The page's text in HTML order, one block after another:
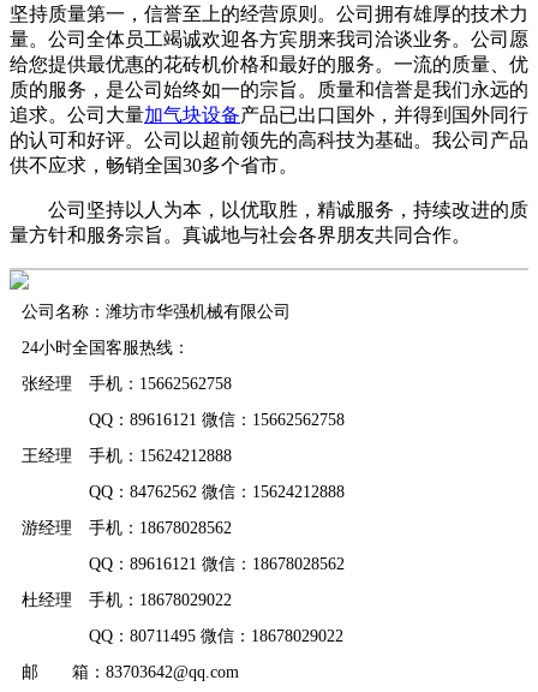
坚持质量第一，信誉至上的经营原则。公司拥有雄厚的技术力
量。公司全体员工竭诚欢迎各方宾朋来我司洽谈业务。公司愿
给您提供最优惠的花砖机价格和最好的服务。一流的质量、优
质的服务，是公司始终如一的宗旨。质量和信誉是我们永远的
追求。公司大量加气块设备产品已出口国外，并得到国外同行
的认可和好评。公司以超前领先的高科技为基础。我公司产品
供不应求，畅销全国30多个省市。
公司坚持以人为本，以优取胜，精诚服务，持续改进的质
量方针和服务宗旨。真诚地与社会各界朋友共同合作。
公司名称：潍坊市华强机械有限公司
24小时全国客服热线：
张经理 手机：15662562758
QQ：89616121 微信：15662562758
王经理 手机：15624212888
QQ：84762562 微信：15624212888
游经理 手机：18678028562
QQ：89616121 微信：18678028562
杜经理 手机：18678029022
QQ：80711495 微信：18678029022
邮 箱：83703642@qq.com